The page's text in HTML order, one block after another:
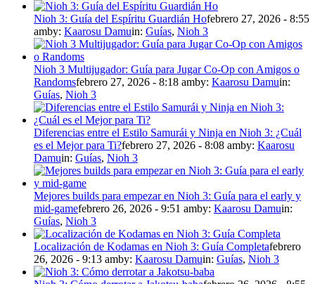
Nioh 3: Guía del Espíritu Guardián Hofebrero 27, 2026 - 8:55
amby: Kaarosu Damuin: Guías, Nioh 3
Nioh 3 Multijugador: Guía para Jugar Co-Op con Amigos o
Randomsfebrero 27, 2026 - 8:18 amby: Kaarosu Damuin:
Guías, Nioh 3
Diferencias entre el Estilo Samurái y Ninja en Nioh 3: ¿Cuál
es el Mejor para Ti?febrero 27, 2026 - 8:08 amby: Kaarosu
Damuin: Guías, Nioh 3
Mejores builds para empezar en Nioh 3: Guía para el early y
mid-gamefebrero 26, 2026 - 9:51 amby: Kaarosu Damuin:
Guías, Nioh 3
Localización de Kodamas en Nioh 3: Guía Completafebrero
26, 2026 - 9:13 amby: Kaarosu Damuin: Guías, Nioh 3